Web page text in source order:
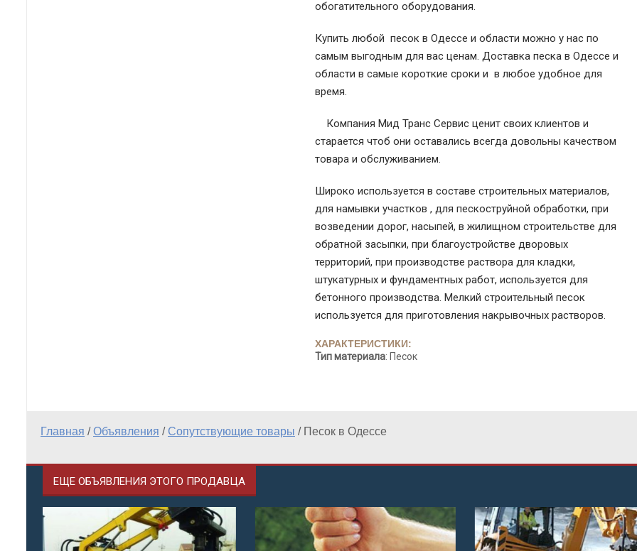
обогатительного оборудования.
Купить любой песок в Одессе и области можно у нас по
самым выгодным для вас ценам. Доставка песка в Одессе и
области в самые короткие сроки и в любое удобное для
время.
Компания Мид Транс Сервис ценит своих клиентов и
старается чтоб они оставались всегда довольны качеством
товара и обслуживанием.
Широко используется в составе строительных материалов,
для намывки участков , для пескоструйной обработки, при
возведении дорог, насыпей, в жилищном строительстве для
обратной засыпки, при благоустройстве дворовых
территорий, при производстве раствора для кладки,
штукатурных и фундаментных работ, используется для
бетонного производства. Мелкий строительный песок
используется для приготовления накрывочных растворов.
ХАРАКТЕРИСТИКИ:
Тип материала: Песок
Главная /Объявления / Сопутствующие товары / Песок в Одессе
ЕЩЕ ОБЪЯВЛЕНИЯ ЭТОГО ПРОДАВЦА